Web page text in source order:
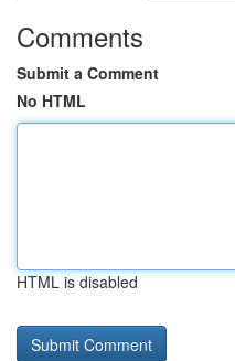
Comments
Submit a Comment
No HTML
HTML is disabled